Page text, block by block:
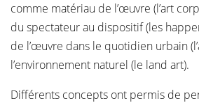
comme matériau de l’œuvre (l’art
du spectateur au dispositif (les
de l’œuvre dans le quotidien urbain
l’environnement naturel (le land art).
Différents concepts ont permis de